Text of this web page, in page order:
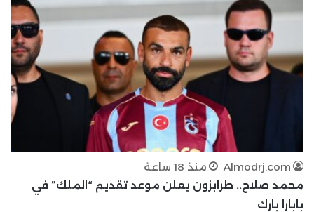
Almodrj.com
منذ 18 ساعة
محمد صلاح.. طرابزون يعلن موعد تقديم “الملك” في
بابارا بارك